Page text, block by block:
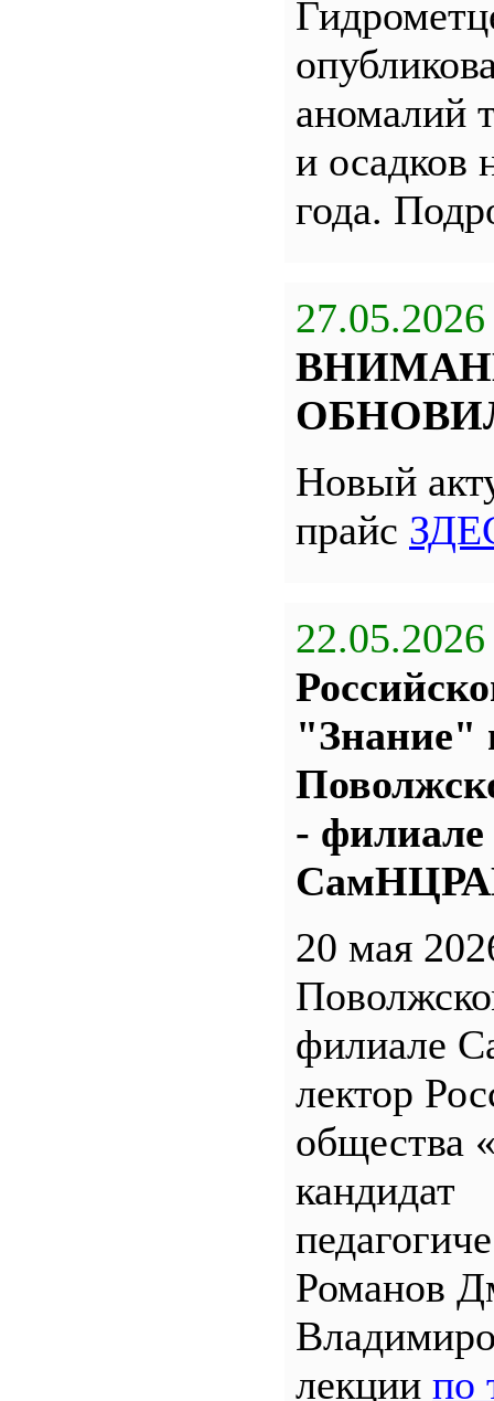
аномалий
и осадков
года.
27.05.2026
Новый
прайс
22.05.2026
"Знание"
- филиале
20 мая
филиале
лектор
общества
кандидат
Романов
лекции по